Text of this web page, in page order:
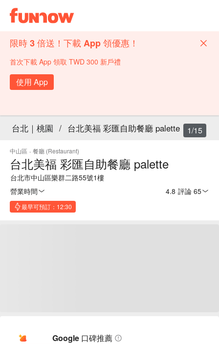
限時 3 倍送！下載 App 領優惠！
首次下載 App 領取 TWD 300 新戶禮
使用 App
台北｜桃園 / 台北美福 彩匯自助餐廳 palette
中山區 · 餐廳 (Restaurant)
台北美福 彩匯自助餐廳 palette
台北市中山區樂群二路55號1樓
營業時間
4.8 評論 65
最早可預訂：12:30
1/15
Google 口碑推薦